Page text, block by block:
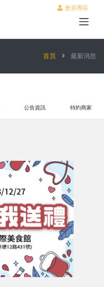
會員專區
首頁 最新消息
公告資訊 特約商家